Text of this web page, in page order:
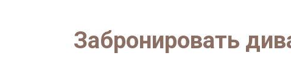
Забронировать